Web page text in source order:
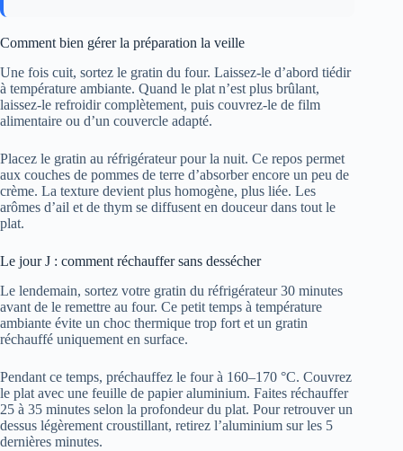
Comment bien gérer la préparation la veille
Une fois cuit, sortez le gratin du four. Laissez-le d’abord tiédir
à température ambiante. Quand le plat n’est plus brûlant,
laissez-le refroidir complètement, puis couvrez-le de film
alimentaire ou d’un couvercle adapté.
Placez le gratin au réfrigérateur pour la nuit. Ce repos permet
aux couches de pommes de terre d’absorber encore un peu de
crème. La texture devient plus homogène, plus liée. Les
arômes d’ail et de thym se diffusent en douceur dans tout le
plat.
Le jour J : comment réchauffer sans dessécher
Le lendemain, sortez votre gratin du réfrigérateur 30 minutes
avant de le remettre au four. Ce petit temps à température
ambiante évite un choc thermique trop fort et un gratin
réchauffé uniquement en surface.
Pendant ce temps, préchauffez le four à 160–170 °C. Couvrez
le plat avec une feuille de papier aluminium. Faites réchauffer
25 à 35 minutes selon la profondeur du plat. Pour retrouver un
dessus légèrement croustillant, retirez l’aluminium sur les 5
dernières minutes.